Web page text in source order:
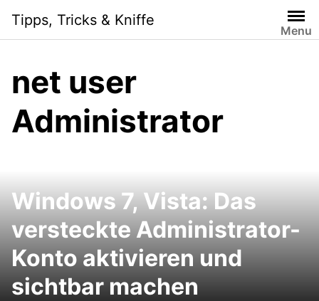
content
Tipps, Tricks & Kniffe
Menu
net user
Administrator
Windows 7, Vista: Das
versteckte Administrator-
Konto aktivieren und
sichtbar machen